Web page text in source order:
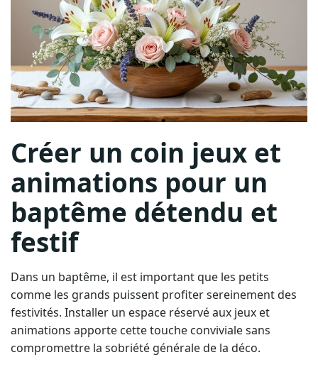
Créer un coin jeux et
animations pour un
baptême détendu et
festif
Dans un baptême, il est important que les petits
comme les grands puissent profiter sereinement des
festivités. Installer un espace réservé aux jeux et
animations apporte cette touche conviviale sans
compromettre la sobriété générale de la déco.